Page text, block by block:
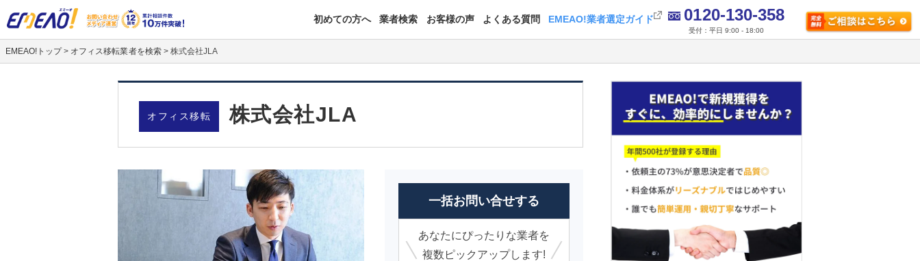
初めての方へ 業者検索 お客様の声 よくある質問 EMEAO!業者選定ガイド 0120-130-358
受付：平日 9:00 - 18:00
EMEAO!トップ > オフィス移転業者を検索 > 株式会社JLA
オフィス移転 株式会社JLA
一括お問い合せする
あなたにぴったりな業者を
複数ピックアップします!